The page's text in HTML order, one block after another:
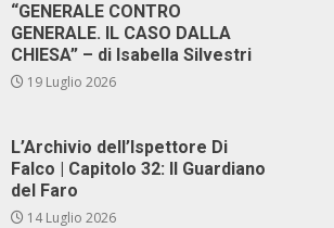
“GENERALE CONTRO
GENERALE. IL CASO DALLA
CHIESA” – di Isabella Silvestri
19 Luglio 2026
L’Archivio dell’Ispettore Di
Falco | Capitolo 32: Il Guardiano
del Faro
14 Luglio 2026